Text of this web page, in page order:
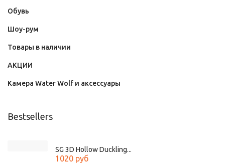
Обувь
Шоу-рум
Товары в наличии
АКЦИИ
Камера Water Wolf и аксессуары
Bestsellers
SG 3D Hollow Duckling...
1020 руб